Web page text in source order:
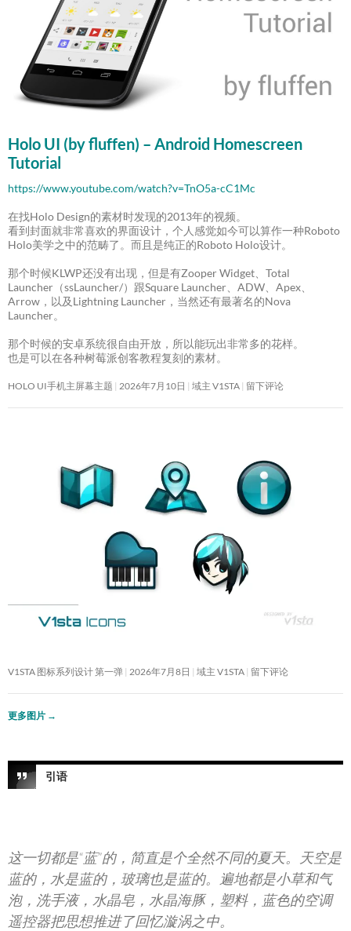
Holo UI (by fluffen) – Android Homescreen
Tutorial
https://www.youtube.com/watch?v=TnO5a-cC1Mc
在找Holo Design的素材时发现的2013年的视频。
看到封面就非常喜欢的界面设计，个人感觉如今可以算作一种Roboto
Holo美学之中的范畴了。而且是纯正的Roboto Holo设计。
那个时候KLWP还没有出现，但是有Zooper Widget、Total
Launcher（ssLauncher/）跟Square Launcher、ADW、Apex、
Arrow，以及Lightning Launcher，当然还有最著名的Nova
Launcher。
那个时候的安卓系统很自由开放，所以能玩出非常多的花样。
也是可以在各种树莓派创客教程复刻的素材。
HOLO UI手机主屏幕主题 2026年7月10日 域主 V1STA 留下评论
V1STA 图标系列设计 第一弹 2026年7月8日 域主 V1STA 留下评论
更多图片 →
引语
这一切都是“蓝”的，简直是个全然不同的夏天。天空是
蓝的，水是蓝的，玻璃也是蓝的。遍地都是小草和气
泡，洗手液，水晶皂，水晶海豚，塑料，蓝色的空调
遥控器把思想推进了回忆漩涡之中。